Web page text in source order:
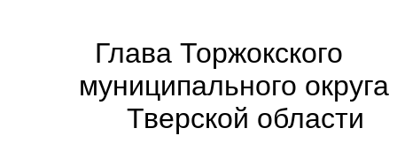
Глава Торжокского
муниципального округа
Тверской области